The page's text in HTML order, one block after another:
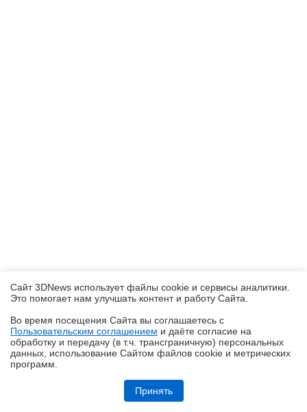
Обзор игрового QD-OLED-монитора ASUS ROG Strix OLED
XG27AQDMES: самый доступный в линейке
Сайт 3DNews использует файлы cookie и сервисы аналитики.
Это помогает нам улучшать контент и работу Cайта.
Во время посещения Cайта вы соглашаетесь с
Пользовательским соглашением и даёте согласие на
обработку и передачу (в т.ч. трансграничную) персональных
данных, использование Cайтом файлов cookie и метрических
программ.
Принять